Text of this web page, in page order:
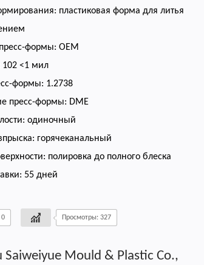
пластиковая форма для литья
формы: OEM
102 <1 мил
формы: 1.2738
пресс-формы: DME
одиночный
горячеканальный
полировка до полного блеска
55 дней
0 Просмотры: 327
Saiweiyue Mould & Plastic Co.,